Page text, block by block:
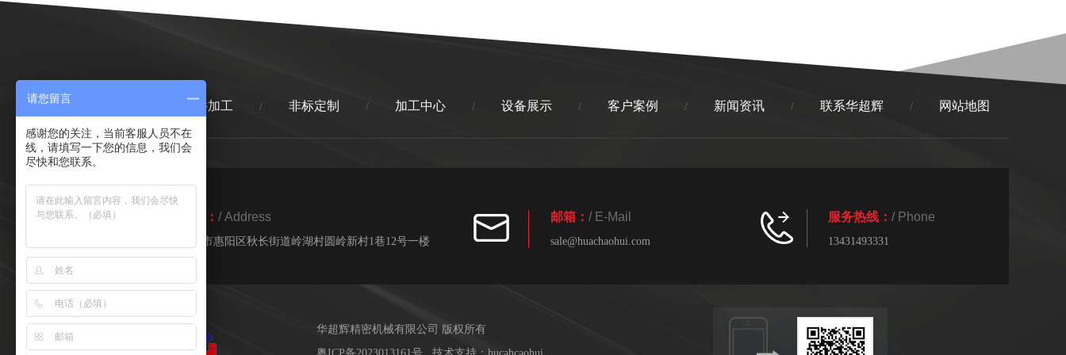
精密零件加工 / 非标定制 / 加工中心 / 设备展示 / 客户案例 / 新闻资讯 / 联系华超辉 / 网站地图
地址： / Address
惠州市惠阳区秋长街道岭湖村圆岭新村1巷12号一楼
邮箱： / E-Mail
sale@huachaohui.com
服务热线： / Phone
13431493331
华超辉精密机械有限公司 版权所有
请您留言
感谢您的关注，当前客服人员不在
线，请填写一下您的信息，我们会
尽快和您联系。